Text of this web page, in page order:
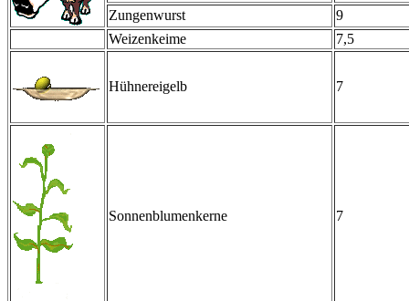
Zungenwurst
9
Weizenkeime
7,5
Hühnereigelb 7
Sonnenblumenkerne 7